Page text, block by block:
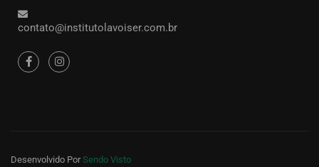
contato@institutolavoiser.com.br
Desenvolvido PorSendo Visto